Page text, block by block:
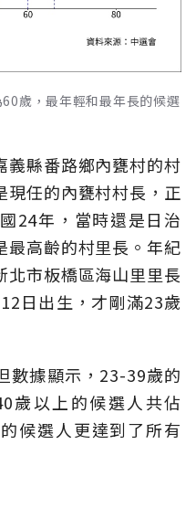
歲，最年輕和最年長的候選
義縣番路鄉內甕村的村
現任的內甕村村長，正
24年，當時還是日治
最高齡的村里長。年紀
北市板橋區海山里里長
日出生，才剛滿23歲
數據顯示，23-39歲的
歲以上的候選人共佔
候選人更達到了所有